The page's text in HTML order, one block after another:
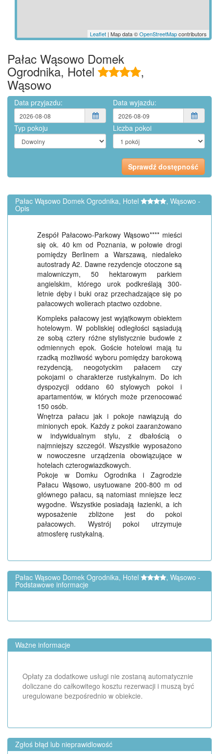
Leaflet | Map data ©OpenStreetMapcontributors
Pałac Wąsowo Domek
Ogrodnika, Hotel ,
Wąsowo
Data przyjazdu: Data wyjazdu:
Typ pokoju Liczba pokoi
Pałac Wąsowo Domek Ogrodnika, Hotel , Wąsowo -
Opis
Zespół Pałacowo-Parkowy Wąsowo**** mieści
się ok. 40 km od Poznania, w połowie drogi
pomiędzy Berlinem a Warszawą, niedaleko
autostrady A2. Dawne rezydencje otoczone są
malowniczym, 50 hektarowym parkiem
angielskim, którego urok podkreślają 300-
letnie dęby i buki oraz przechadzające się po
pałacowych wolierach ptactwo ozdobne.
Kompleks pałacowy jest wyjątkowym obiektem
hotelowym. W pobliskiej odległości sąsiadują
ze sobą cztery różne stylistycznie budowle z
odmiennych epok. Goście hotelowi mają tu
rzadką możliwość wyboru pomiędzy barokową
rezydencją, neogotyckim pałacem czy
pokojami o charakterze rustykalnym. Do ich
dyspozycji oddano 60 stylowych pokoi i
apartamentów, w których może przenocować
150 osób.
Wnętrza pałacu jak i pokoje nawiązują do
minionych epok. Każdy z pokoi zaaranżowano
w indywidualnym stylu, z dbałością o
najmniejszy szczegół. Wszystkie wyposażono
w nowoczesne urządzenia obowiązujące w
hotelach czterogwiazdkowych.
Pokoje w Domku Ogrodnika i Zagrodzie
Pałacu Wąsowo, usytuowane 200-800 m od
głównego pałacu, są natomiast mniejsze lecz
wygodne. Wszystkie posiadają łazienki, a ich
wyposażenie zbliżone jest do pokoi
pałacowych. Wystrój pokoi utrzymuje
atmosferę rustykalną.
Pałac Wąsowo Domek Ogrodnika, Hotel , Wąsowo -
Podstawowe informacje
Ważne informacje
Opłaty za dodatkowe usługi nie zostaną automatycznie
doliczane do całkowitego kosztu rezerwacji i muszą być
uregulowane bezpośrednio w obiekcie.
Zgłoś błąd lub nieprawidlowość